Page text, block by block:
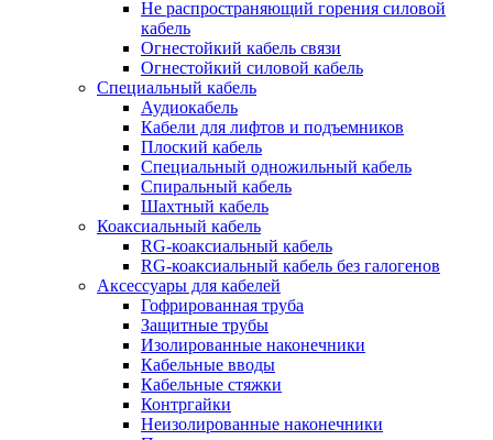
Не распространяющий горения силовой
кабель
Огнестойкий кабель связи
Огнестойкий силовой кабель
Специальный кабель
Аудиокабель
Кабели для лифтов и подъемников
Плоский кабель
Специальный одножильный кабель
Спиральный кабель
Шахтный кабель
Коаксиальный кабель
RG-коаксиальный кабель
RG-коаксиальный кабель без галогенов
Аксессуары для кабелей
Гофрированная труба
Защитные трубы
Изолированные наконечники
Кабельные вводы
Кабельные стяжки
Контргайки
Неизолированные наконечники